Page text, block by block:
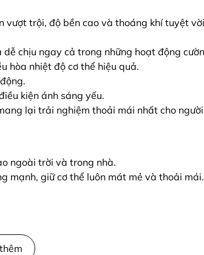
trội, độ bền cao và thoáng khí tuyệt
chịu ngay cả trong những hoạt động
hòa nhiệt độ cơ thể hiệu quả.
kiện ánh sáng yếu.
lại trải nghiệm thoải mái nhất cho
ngoài trời và trong nhà.
mạnh, giữ cơ thể luôn mát mẻ và thoải mái.